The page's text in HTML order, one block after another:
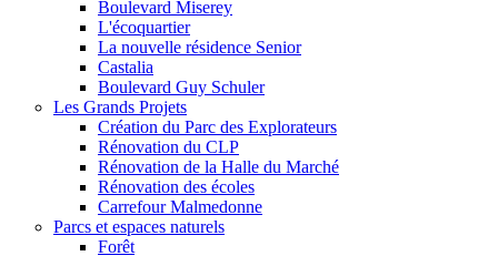
Boulevard Miserey
L'écoquartier
La nouvelle résidence Senior
Castalia
Boulevard Guy Schuler
Les Grands Projets
Création du Parc des Explorateurs
Rénovation du CLP
Rénovation de la Halle du Marché
Rénovation des écoles
Carrefour Malmedonne
Parcs et espaces naturels
Forêt